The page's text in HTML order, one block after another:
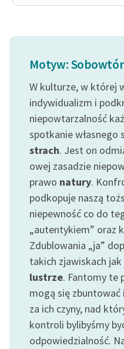
Regulamin biblioteki
Dane fundacji i
sprawozdania finansowe
Regulamin darowizn
Informacja o treściach
wrażliwych
Deklaracja dostępności
Motyw: Sobowtór
W kulturze, w której
indywidualizm i
niepowtarzalność
spotkanie własnego
strach. Jest on
owej zasadzie
prawo natury.
podkopuje naszą
niepewność co do
„autentykiem” oraz
Zdublowania „ja”
takich zjawiskach jak
lustrze. Fantomy te
mogą się
za ich czyny, nad
kontroli bylibyśmy
odpowiedzialność.